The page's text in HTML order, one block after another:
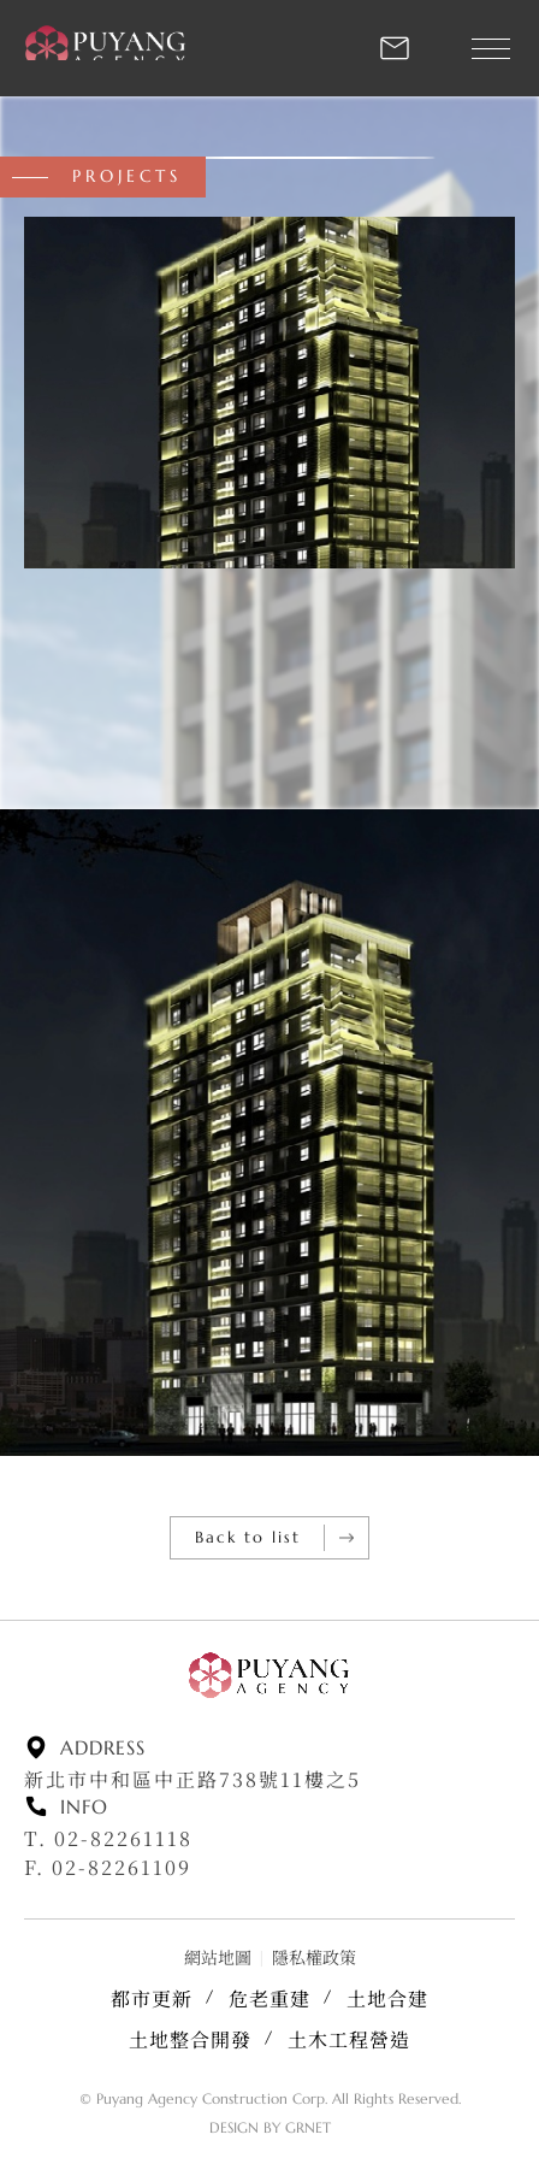
2010_經典作品 | 蒲陽
回首頁
最新推案
聯絡我們
PROJECTS
Back to list
ADDRESS
新北市中和區中正路738號11樓之5
INFO
T. 02-82261118
F. 02-82261109
網站地圖 隱私權政策
都市更新 危老重建
土地合建
土地整合開發
土木工程營造
© Puyang Agency Construction Corp. All Rights Reserved.
DESIGN BY GRNET